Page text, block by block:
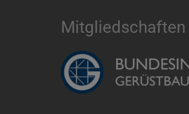
Mitgliedschaften